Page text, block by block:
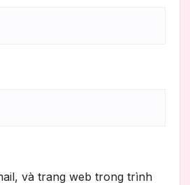
và trang web trong trình